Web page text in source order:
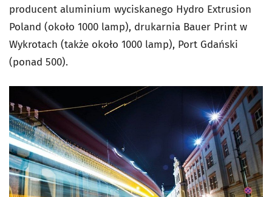
producent aluminium wyciskanego Hydro Extrusion
Poland (około 1000 lamp), drukarnia Bauer Print w
Wykrotach (także około 1000 lamp), Port Gdański
(ponad 500).